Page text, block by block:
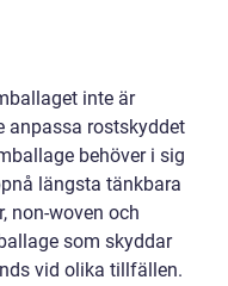
inte är
anpassa rostskyddet
behöver i sig
längsta tänkbara
non-woven och
som skyddar
vid olika tillfällen.